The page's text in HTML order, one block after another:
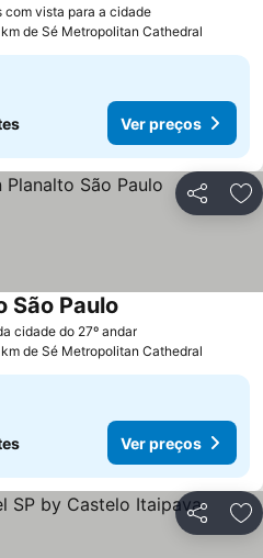
com vista para a cidade
km de Sé Metropolitan Cathedral
Ver preços
Partilhar
cidade do 27º andar
São Paulo
km de Sé Metropolitan Cathedral
Ver preços
Partilhar